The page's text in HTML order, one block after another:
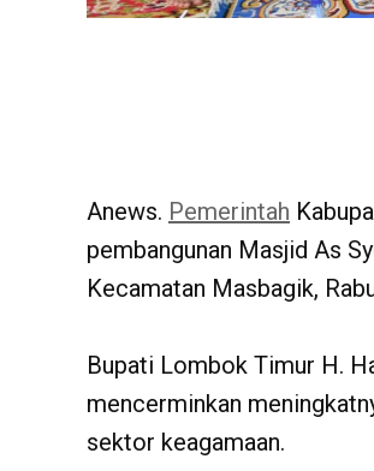
Anews. Pemerintah
pembangunan Masjid As
Kecamatan Masbagik,
Bupati Lombok Timur H.
mencerminkan
sektor keagamaan.